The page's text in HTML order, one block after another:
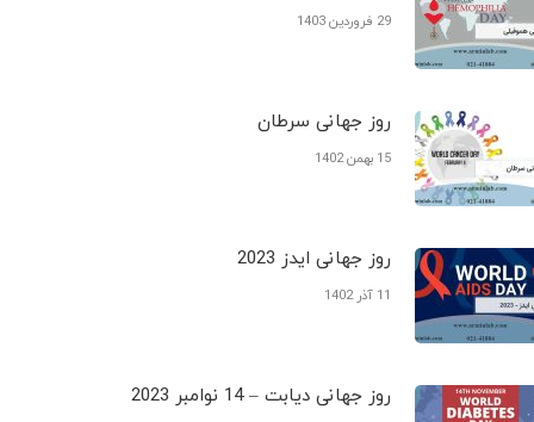
29 فروردین 1403
روز جهانی سرطان
15 بهمن 1402
روز جهانی ایدز 2023
11 آذر 1402
روز جهانی دیابت – 14 نوامبر 2023